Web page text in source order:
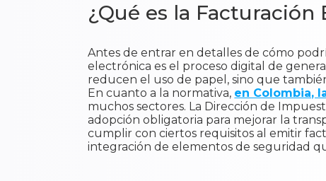
¿Qué es la Facturación
Antes de entrar en detalles de cómo
electrónica es el proceso digital de
reducen el uso de papel, sino que
En cuanto a la normativa, en Colombia,
muchos sectores. La Dirección de
adopción obligatoria para mejorar la
cumplir con ciertos requisitos al emitir
integración de elementos de seguridad